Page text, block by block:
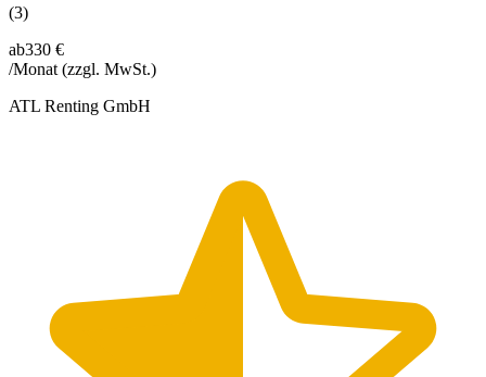
(3)
ab330 €
/Monat (zzgl. MwSt.)
ATL Renting GmbH